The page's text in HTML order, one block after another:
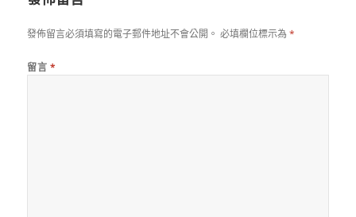
發佈留言必須填寫的電子郵件地址不會公開。 必填欄位標示為*
留言 *